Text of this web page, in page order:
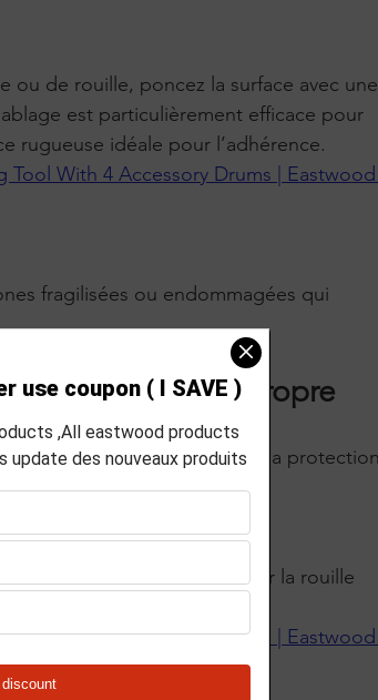
est particulièrement efficace pour
rugueuse idéale pour l’adhérence.
With 4 Accessory Drums | Eastwood
une surface propre
son traitement compromet la protection
recommandé.
With 4 Accessory Drums | Eastwood